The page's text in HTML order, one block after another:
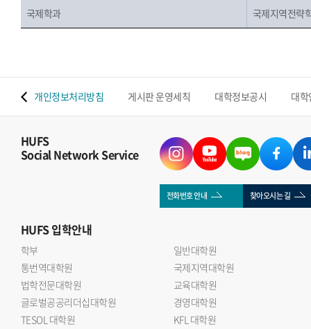
국제학과 국제지역전략
개인정보처리방침 게시판 운영세칙 대학정보공시 대
HUFS
Social Network Service
전화번호 안내 찾아오시는 길
HUFS입학안내
학부
일반대학원
통번역대학원
국제지역대학원
법학전문대학원
교육대학원
글로벌공공리더십대학원
경영대학원
TESOL 대학원
KFL 대학원